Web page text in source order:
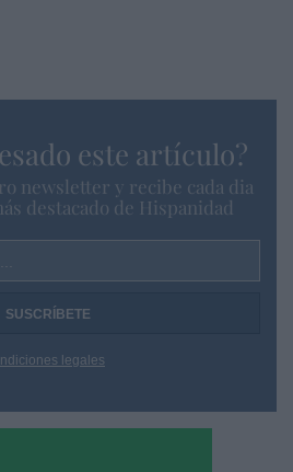
este artículo?
newsletter y recibe cada dia
destacado de Hispanidad
legales